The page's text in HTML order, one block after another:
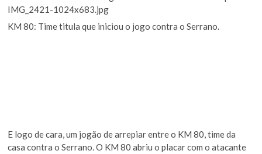
KM 80: Time titula que iniciou o jogo contra o Serrano.
E logo de cara, um jogão de arrepiar entre o KM 80, time da
casa contra o Serrano. O KM 80 abriu o placar com o atacante